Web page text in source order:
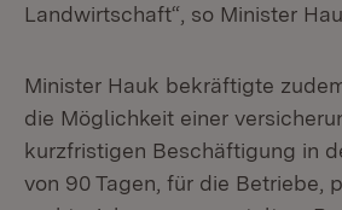
Landwirtschaft“, so Minister
Minister Hauk bekräftigte
die Möglichkeit einer
kurzfristigen Beschäftigung in
von 90 Tagen, für die Betriebe,